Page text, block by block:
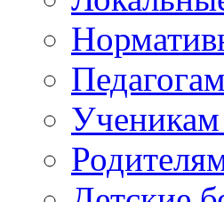
Педагогам